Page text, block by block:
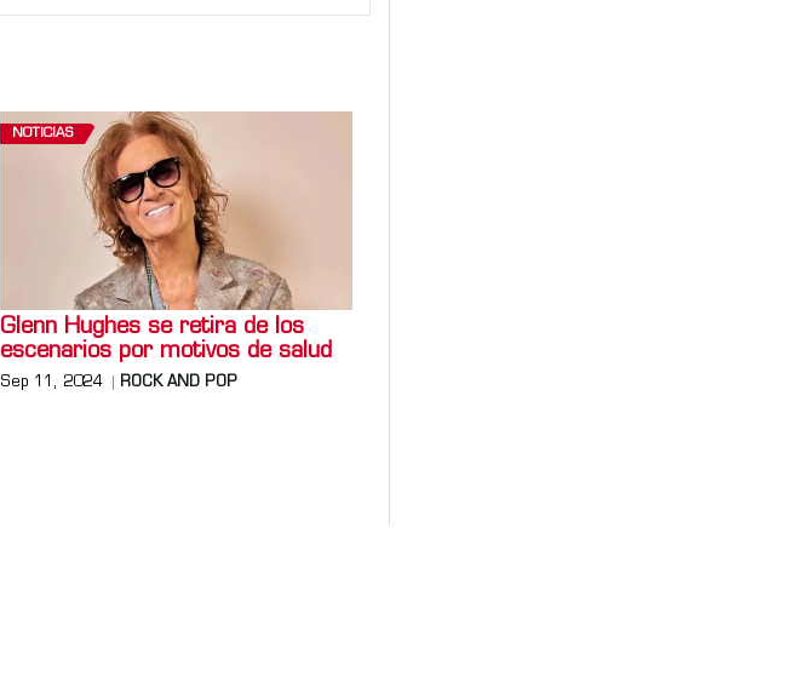
NOTICIAS
Glenn Hughes se retira de los
escenarios por motivos de salud
Sep 11, 2024 ROCK AND POP